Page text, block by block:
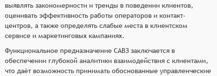
выявлять закономерности и тренды в поведении клиентов,
оценивать эффективность работы операторов и контакт-
центров, а также определять слабые места в клиентском
сервисе и маркетинговых кампаниях.
Функциональное предназначение САВЗ заключается в
обеспечении глубокой аналитики взаимодействия с клиентами,
что даёт возможность принимать обоснованные управленческие